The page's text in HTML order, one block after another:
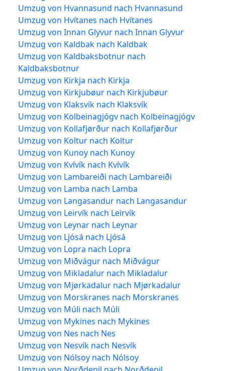
Umzug von Hvannasund nach Hvannasund
Umzug von Hvítanes nach Hvítanes
Umzug von Innan Glyvur nach Innan Glyvur
Umzug von Kaldbak nach Kaldbak
Umzug von Kaldbaksbotnur nach
Kaldbaksbotnur
Umzug von Kirkja nach Kirkja
Umzug von Kirkjubøur nach Kirkjubøur
Umzug von Klaksvík nach Klaksvík
Umzug von Kolbeinagjógv nach Kolbeinagjógv
Umzug von Kollafjørður nach Kollafjørður
Umzug von Koltur nach Koltur
Umzug von Kunoy nach Kunoy
Umzug von Kvívík nach Kvívík
Umzug von Lambareiði nach Lambareiði
Umzug von Lamba nach Lamba
Umzug von Langasandur nach Langasandur
Umzug von Leirvík nach Leirvík
Umzug von Leynar nach Leynar
Umzug von Ljósá nach Ljósá
Umzug von Lopra nach Lopra
Umzug von Miðvágur nach Miðvágur
Umzug von Mikladalur nach Mikladalur
Umzug von Mjørkadalur nach Mjørkadalur
Umzug von Morskranes nach Morskranes
Umzug von Múli nach Múli
Umzug von Mykines nach Mykines
Umzug von Nes nach Nes
Umzug von Nesvík nach Nesvík
Umzug von Nólsoy nach Nólsoy